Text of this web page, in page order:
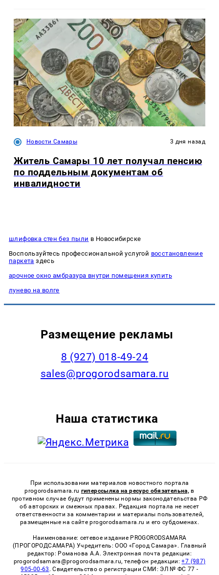
Новости Самары 3 дня назад
Житель Самары 10 лет получал пенсию
по поддельным документам об
инвалидности
шлифовка стен без пыли в Новосибирске
Воспользуйтесь профессиональной услугой восстановление
паркета здесь
арочное окно амбразура внутри помещения купить
лунево на волге
Размещение рекламы
8 (927) 018-49-24
sales@progorodsamara.ru
Наша статистика
При использовании материалов новостного портала
progorodsamara.ru гиперссылка на ресурс обязательна, в
противном случае будут применены нормы законодательства РФ
об авторских и смежных правах. Редакция портала не несет
ответственности за комментарии и материалы пользователей,
размещенные на сайте progorodsamara.ru и его субдоменах.
Наименование: сетевое издание PROGORODSAMARA
(ПРОГОРОДСАМАРА) Учредитель: ООО «Город Самара». Главный
редактор: Романова А.А. Электронная почта редакции:
progorodsamara@progorodsamara.ru, телефон редакции:+7 (987)
905-00-63 . Свидетельство о регистрации СМИ: ЭЛ № ФС 77 -